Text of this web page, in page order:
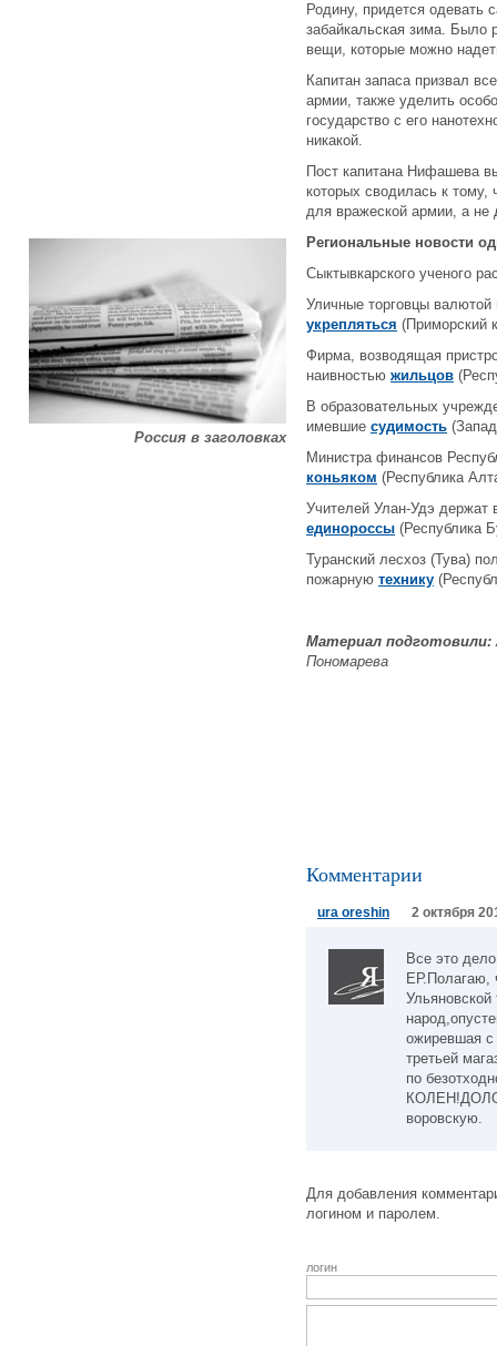
Родину, придется одевать
забайкальская зима. Было
вещи, которые можно
Капитан запаса призвал
армии, также уделить
государство с его
никакой.
Пост капитана Нифашева
которых сводилась к
для вражеской армии, а не
Россия в заголовках
Региональные новости
Сыктывкарского ученого
Уличные торговцы валютой
укрепляться (Приморский
Фирма, возводящая
наивностью жильцов
В образовательных
имевшие судимость
Министра финансов
коньяком (Республика
Учителей Улан-Удэ держат
единороссы (Республика
Туранский лесхоз (Тува)
пожарную технику
Материал подготовили:
Пономарева
Комментарии
ura oreshin 2 октября
Все это
ЕР.Полагаю,
ожиревшая с
третьей
по
воровскую.
Для добавления
логином и паролем.
логин